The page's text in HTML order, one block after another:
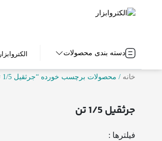
دسته بندی محصولات الکتروابزار
خانه / محصولات برچسب خورده “جرثقیل 1/5 تن”
جرثقیل 1/5 تن
فیلترها :